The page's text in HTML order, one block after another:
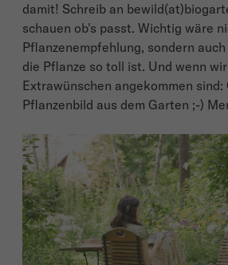
damit! Schreib an
schauen ob's passt. Wichtig wäre
Pflanzenempfehlung, sondern
die Pflanze so toll ist. Und wenn
Extrawünschen angekommen sind:
Pflanzenbild aus dem Garten ;-)